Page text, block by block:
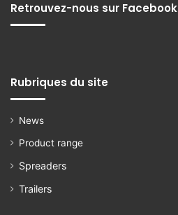
Retrouvez-nous sur Facebook
Rubriques du site
News
Product range
Spreaders
Trailers